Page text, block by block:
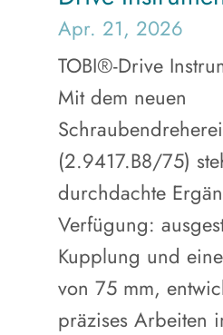
Apr. 21, 2026
TOBI®-Drive
Mit dem neuen
(2.9417.B8/75)
durchdachte
Verfügung:
Kupplung und
von 75 mm,
präzises Arbeiten